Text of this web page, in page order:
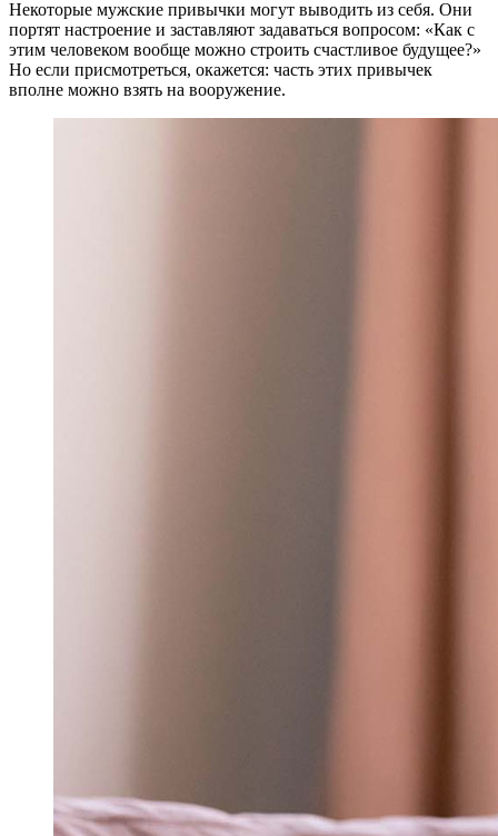
Некоторые мужские привычки могут выводить из себя. Они
портят настроение и заставляют задаваться вопросом: «Как с
этим человеком вообще можно строить счастливое будущее?»
Но если присмотреться, окажется: часть этих привычек
вполне можно взять на вооружение.